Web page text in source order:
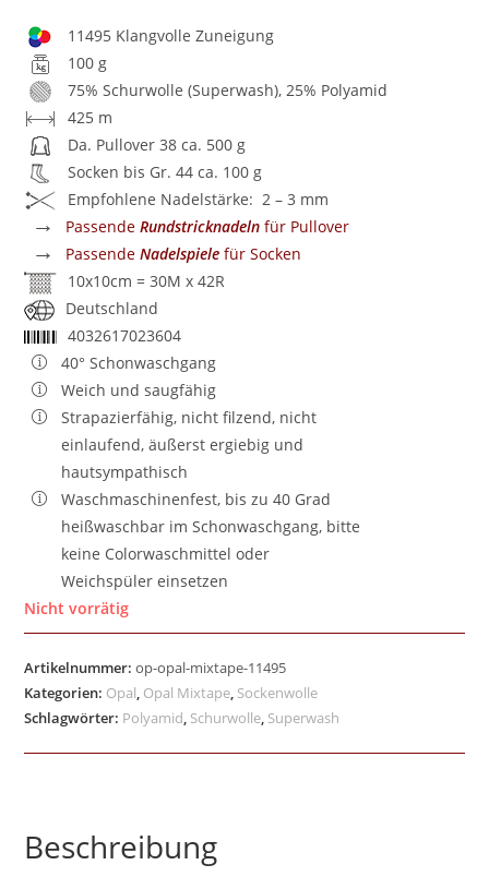
11495 Klangvolle Zuneigung
100 g
75% Schurwolle (Superwash), 25% Polyamid
425 m
Da. Pullover 38 ca. 500 g
Socken bis Gr. 44 ca. 100 g
Empfohlene Nadelstärke: 2 – 3 mm
→ PassendeRundstricknadeln für Pullover
→ PassendeNadelspiele für Socken
10x10cm = 30M x 42R
Deutschland
4032617023604
40° Schonwaschgang
Weich und saugfähig
Strapazierfähig, nicht filzend, nicht
einlaufend, äußerst ergiebig und
hautsympathisch
Waschmaschinenfest, bis zu 40 Grad
heißwaschbar im Schonwaschgang, bitte
keine Colorwaschmittel oder
Weichspüler einsetzen
Nicht vorrätig
Artikelnummer:op-opal-mixtape-11495
Kategorien: Opal, Opal Mixtape, Sockenwolle
Schlagwörter: Polyamid, Schurwolle, Superwash
Beschreibung